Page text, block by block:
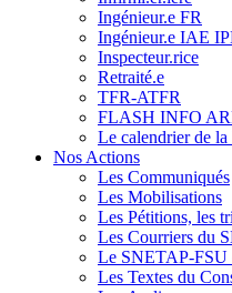
Ingénieur.e FR
Ingénieur.e IAE
Inspecteur.rice
Retraité.e
TFR-ATFR
FLASH INFO
Le calendrier de
Nos Actions
Les Communiqués
Les Mobilisations
Les Pétitions, les
Les Courriers du
Le SNETAP-FSU
Les Textes du